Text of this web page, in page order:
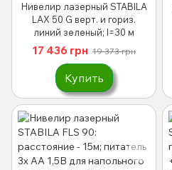
Нивелир лазерный STABILA
LAX 50 G верт. и гориз.
линий зеленый; l=30 м
17 436 грн 19 373 грн
Купить